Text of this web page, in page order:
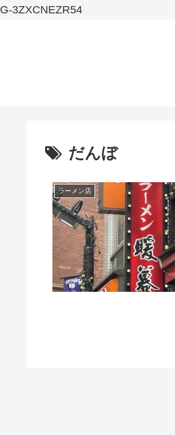
G-3ZXCNEZR54
だんぼ
ラーメン店